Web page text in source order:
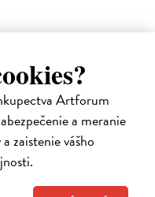
Artforum
a meranie
zaistenie vášho
beletria –
audioknihy